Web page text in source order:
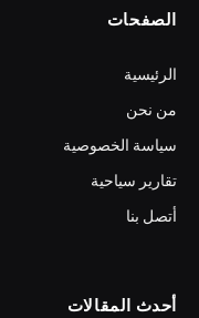
الصفحات
الرئيسية
من نحن
سياسة الخصوصية
تقارير سياحية
أتصل بنا
أحدث المقالات